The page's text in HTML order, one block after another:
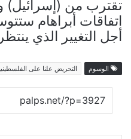
تقترب من (إسرائيل)
اتفاقات أبراهام
أجل التغيير الذي
الوسوم التحريض علنا على